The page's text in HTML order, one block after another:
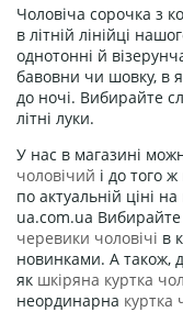
Чоловіча сорочка з
в літній лінійці
однотонні й
бавовни чи шовку, в
до ночі. Вибирайте
літні луки.
У нас в магазині
чоловічий і до того
по актуальній ціні
ua.com.ua Вибирайте
черевики чоловічі в
новинками. А також,
як шкіряна куртка
неординарна куртка